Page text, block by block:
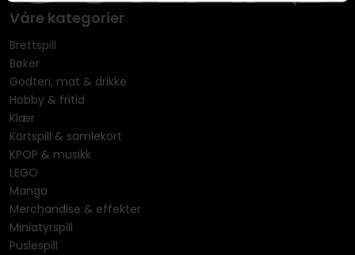
Våre kategorier
Brettspill
Bøker
Godteri, mat & drikke
Hobby & fritid
Klær
Kortspill & samlekort
KPOP & musikk
LEGO
Manga
Merchandise & effekter
Miniatyrspill
Puslespill